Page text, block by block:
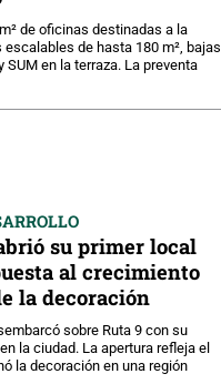
de oficinas destinadas a la
de hasta 180 m², bajas
en la terraza. La preventa
su primer local
al crecimiento
la decoración
sobre Ruta 9 con su
la ciudad. La apertura refleja el
la decoración en una región